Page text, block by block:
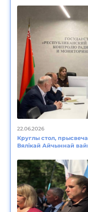
22.06.2026
Круглы стол,
Вялікай Айчыннай